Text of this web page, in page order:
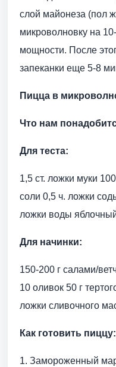
слой майонеза (пол
микроволновку на
мощности. После
запеканки еще 5-8
Пицца в
Что нам
Для теста:
1,5 ст. ложки муки
соли 0,5 ч. ложки
ложки воды
Для начинки:
150-200 г салами/
10 оливок 50 г
ложки сливочного
Как готовить пиццу:
1. Замороженный